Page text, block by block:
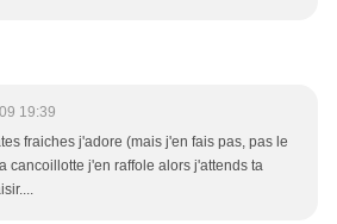
19:39
fraiches j'adore (mais j'en fais pas, pas le
cancoillotte j'en raffole alors j'attends ta